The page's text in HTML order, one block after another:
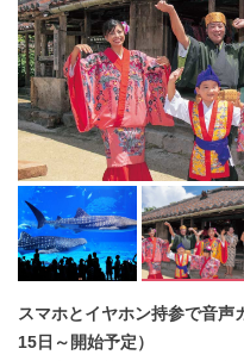
スマホとイヤホン持参で音声
15日～開始予定）